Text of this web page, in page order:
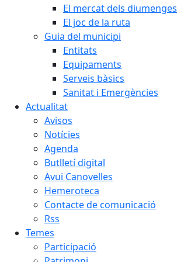
El mercat dels diumenges
El joc de la ruta
Guia del municipi
Entitats
Equipaments
Serveis bàsics
Sanitat i Emergències
Actualitat
Avisos
Notícies
Agenda
Butlletí digital
Avui Canovelles
Hemeroteca
Contacte de comunicació
Rss
Temes
Participació